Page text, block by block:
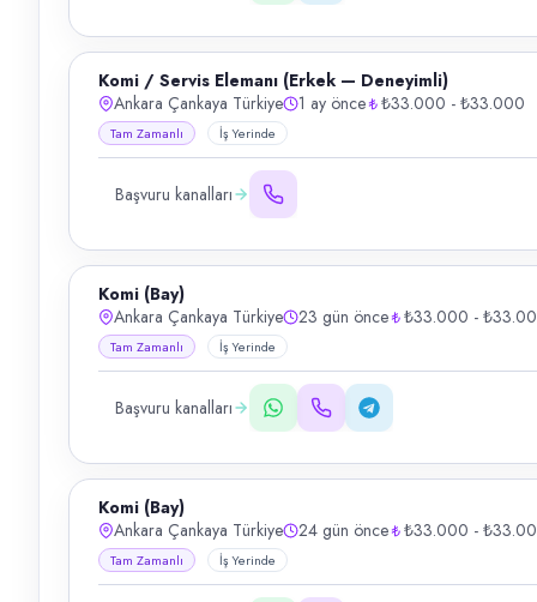
Komi / Servis Elemanı (Erkek — Deneyimli)
Ankara Çankaya Türkiye
1 ay önce ₺33.000 - ₺33.000
Tam Zamanlı İş Yerinde
Başvuru kanalları
Komi (Bay)
Ankara Çankaya Türkiye
23 gün önce ₺33.000 -
Tam Zamanlı İş Yerinde
Başvuru kanalları
Komi (Bay)
Ankara Çankaya Türkiye
24 gün önce ₺33.000 -
Tam Zamanlı İş Yerinde